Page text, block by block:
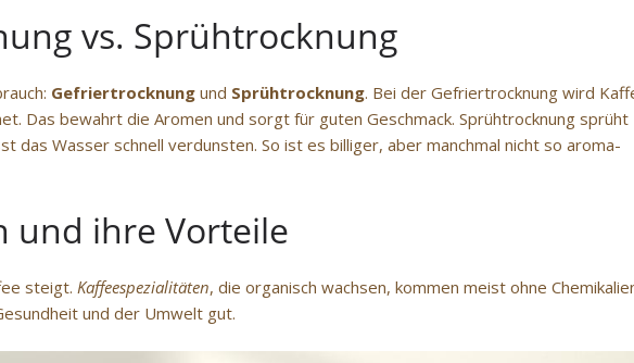
vs. Sprühtrocknung
Gefriertrocknung und Sprühtrocknung. Bei der Gefriertrocknung wird
Das bewahrt die Aromen und sorgt für guten Geschmack. Sprühtrocknung sprüht
das Wasser schnell verdunsten. So ist es billiger, aber manchmal nicht so aroma-
und ihre Vorteile
steigt. Kaffeespezialitäten, die organisch wachsen, kommen meist ohne
und der Umwelt gut.